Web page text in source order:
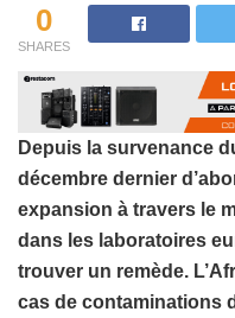
0
SHARES
Depuis la survenance
décembre dernier
expansion à travers le
dans les laboratoires
trouver un remède.
cas de contaminations